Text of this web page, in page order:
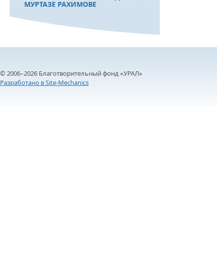
МУРТАЗЕ РАХИМОВЕ
© 2006–2026 Благотворительный фонд «УРАЛ»
Разработано в Site-Mechanics